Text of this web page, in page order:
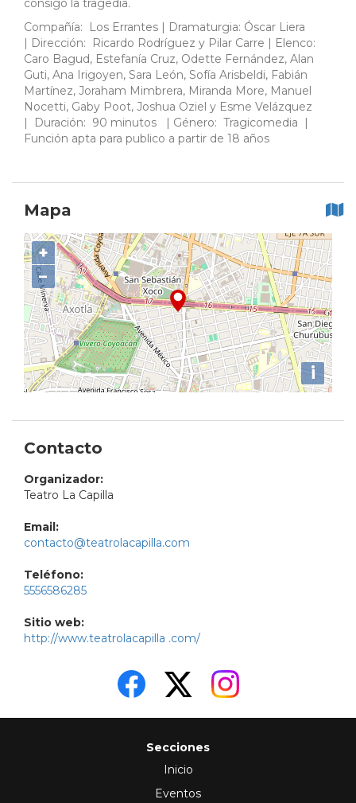
consigo la tragedia.
Compañía: Los Errantes | Dramaturgia: Óscar Liera
| Dirección: Ricardo Rodríguez y Pilar Carre | Elenco:
Caro Bagud, Estefanía Cruz, Odette Fernández, Alan
Guti, Ana Irigoyen, Sara León, Sofía Arisbeldi, Fabián
Martínez, Joraham Mimbrera, Miranda More, Manuel
Nocetti, Gaby Poot, Joshua Oziel y Esme Velázquez
| Duración: 90 minutos | Género: Tragicomedia |​​​​
Función apta para publico a partir de 18 años
Mapa
+
−
i
Contacto
Organizador:
Teatro La Capilla
Email:
contacto@teatrolacapilla.com
Teléfono:
5556586285
Sitio web:
http://www.teatrolacapilla .com/
Secciones
Inicio
Eventos